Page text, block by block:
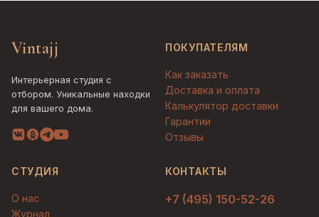
Vintajj
Интерьерная студия с
отбором. Уникальные находки
для вашего дома.
ПОКУПАТЕЛЯМ
Как заказать
Доставка и оплата
Калькулятор доставки
Гарантии
Отзывы
СТУДИЯ
О нас
Журнал
КОНТАКТЫ
+7 (495) 150-52-26